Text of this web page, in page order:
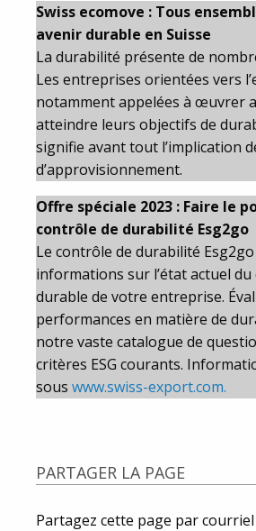
Swiss ecomove : Tous
avenir durable en Suisse
La durabilité présente de
Les entreprises orientées vers
notamment appelées à œuvrer
atteindre leurs objectifs de
signifie avant tout l’implication
d’approvisionnement.
Offre spéciale 2023 : Faire le
contrôle de durabilité Esg2go
Le contrôle de durabilité
informations sur l’état actuel
durable de votre entreprise.
performances en matière de
notre vaste catalogue de
critères ESG courants.
sous www.swiss-export.com.
PARTAGER LA PAGE
Partagez cette page par